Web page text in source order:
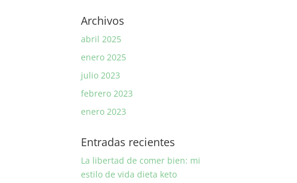
Archivos
abril 2025
enero 2025
julio 2023
febrero 2023
enero 2023
Entradas recientes
La libertad de comer bien: mi
estilo de vida dieta keto